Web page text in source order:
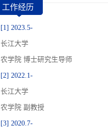
工作经历
[1] 2023.5-
长江大学
农学院 博士研究生导师
[2] 2022.1-
长江大学
农学院 副教授
[3] 2020.7-